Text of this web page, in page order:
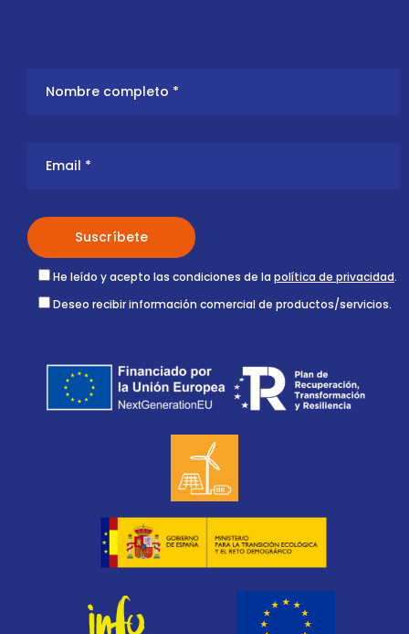
He leído y acepto las condiciones de la política de privacidad.
Deseo recibir información comercial de productos/servicios.